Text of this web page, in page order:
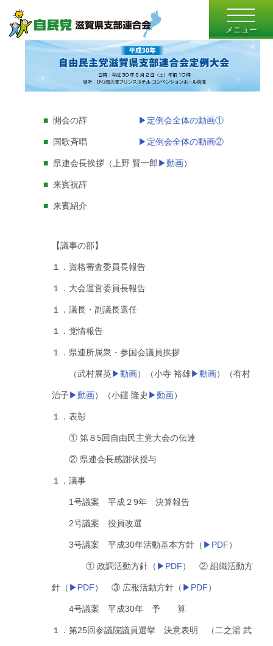
toggle
メニュー
■ 開会の辞 ▶定例会全体の動画①
■ 国歌斉唱 ▶定例会全体の動画②
■ 県連会長挨拶（上野 賢一郎▶動画）
■ 来賓祝辞
■ 来賓紹介
【議事の部】
１．資格審査委員長報告
１．大会運営委員長報告
１．議長・副議長選任
１．党情報告
１．県連所属衆・参国会議員挨拶
（武村展英▶動画）（小寺 裕雄▶動画）（有村
治子▶動画）（小鑓 隆史 ▶動画）
１．表彰
① 第８5回自由民主党大会の伝達
② 県連会長感謝状授与
１．議事
1号議案 平成２9年 決算報告
2号議案 役員改選
3号議案 平成30年活動基本方針（ ▶PDF）
① 政調活動方針（ ▶PDF） ② 組織活動方
針（ ▶PDF） ③ 広報活動方針（ ▶PDF）
4号議案 平成30年 予 算
１．第25回参議院議員選挙 決意表明 （二之湯 武